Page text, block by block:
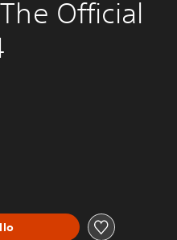
Official